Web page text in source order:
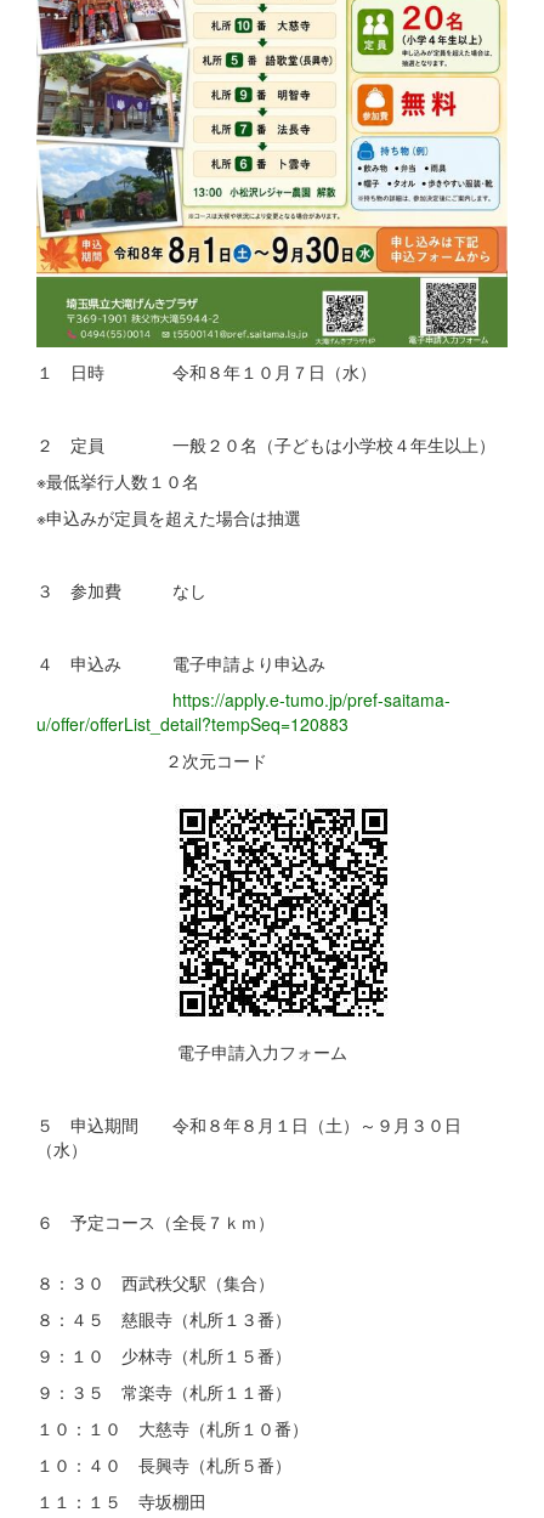
１ 日時 令和８年１０月７日（水）
２ 定員 一般２０名（子どもは小学校４年生以上）
※最低挙行人数１０名
※申込みが定員を超えた場合は抽選
３ 参加費 なし
４ 申込み 電子申請より申込み
https://apply.e-tumo.jp/pref-saitama-
u/offer/offerList_detail?tempSeq=120883
２次元コード
電子申請入力フォーム
５ 申込期間 令和８年８月１日（土）～９月３０日
（水）
６ 予定コース（全長７ｋｍ）
８：３０ 西武秩父駅（集合）
８：４５ 慈眼寺（札所１３番）
９：１０ 少林寺（札所１５番）
９：３５ 常楽寺（札所１１番）
１０：１０ 大慈寺（札所１０番）
１０：４０ 長興寺（札所５番）
１１：１５ 寺坂棚田